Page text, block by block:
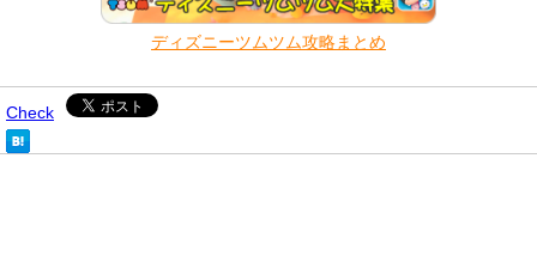
ディズニーツムツム攻略まとめ
Check